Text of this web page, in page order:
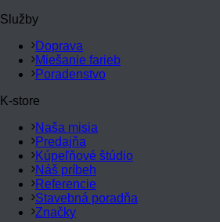
Služby
Doprava
Miešanie farieb
Poradenstvo
K-store
Naša misia
Predajňa
Kúpeľňové štúdio
Náš príbeh
Referencie
Stavebná poradňa
Značky